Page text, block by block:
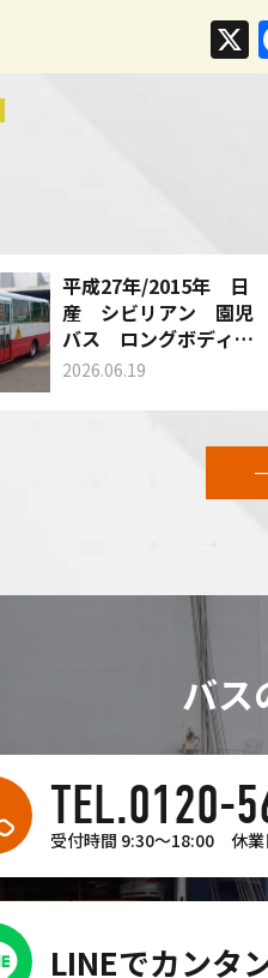
平成27年/2015年 日
産 シビリアン 園児
バス ロングボディ
型式：DHW41 AT
きました！
2026.06.19
バス
TEL.0120-
受付時間 9:30〜18:00 休
LINEでカンタ